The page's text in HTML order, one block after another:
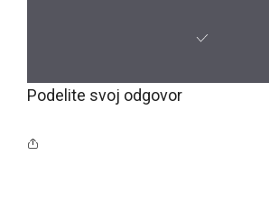
Podelite svoj odgovor